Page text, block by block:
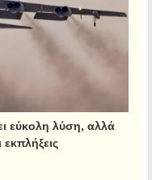
εύκολη λύση, αλλά